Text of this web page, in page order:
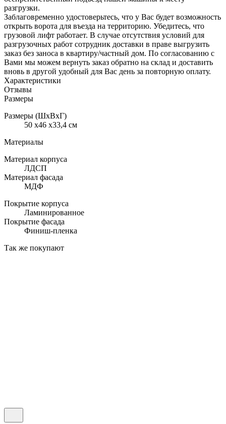
разгрузки.
Заблаговременно удостоверьтесь, что у Вас будет возможность
открыть ворота для въезда на территорию. Убедитесь, что
грузовой лифт работает. В случае отсутствия условий для
разгрузочных работ сотрудник доставки в праве выгрузить
заказ без заноса в квартиру/частный дом. По согласованию с
Вами мы можем вернуть заказ обратно на склад и доставить
вновь в другой удобный для Вас день за повторную оплату.
Характеристики
Отзывы
Размеры
Размеры (ШхВхГ)
50 x46 x33,4 см
Материалы
Материал корпуса
ЛДСП
Материал фасада
МДФ
Покрытие корпуса
Ламинированное
Покрытие фасада
Финиш-пленка
Так же покупают